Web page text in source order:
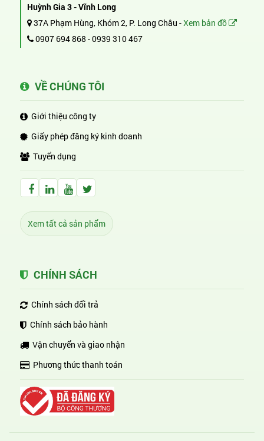
Huỳnh Gia 3 - Vĩnh Long
37A Phạm Hùng, Khóm 2, P. Long Châu -Xem bản đồ
0907 694 868 -0939 310 467
VỀ CHÚNG TÔI
Giới thiệu công ty
Giấy phép đăng ký kinh doanh
Tuyển dụng
Facebook Huỳnh Gia Alpha
LinkedIn Huỳnh Gia Alpha
YouTube Huỳnh Gia Alpha
Twitter Huỳnh Gia Alpha
Xem tất cả sản phẩm
CHÍNH SÁCH
Chính sách đổi trả
Chính sách bảo hành
Vận chuyển và giao nhận
Phương thức thanh toán